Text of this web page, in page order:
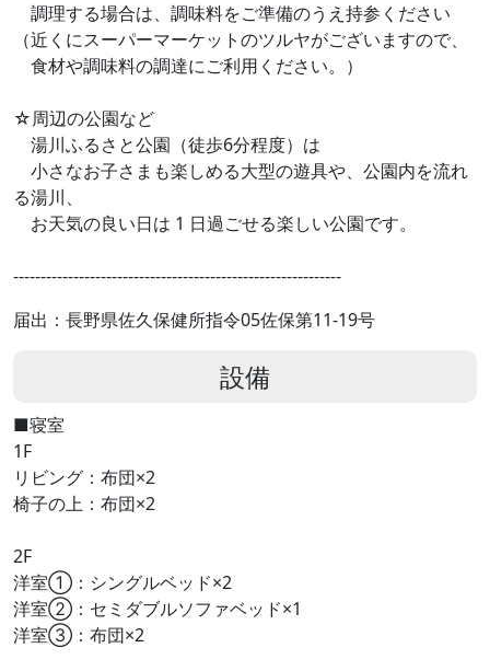
調理する場合は、調味料をご準備のうえ持参ください
（近くにスーパーマーケットのツルヤがございますので、
食材や調味料の調達にご利用ください。）
☆周辺の公園など
湯川ふるさと公園（徒歩6分程度）は
小さなお子さまも楽しめる大型の遊具や、公園内を流れ
る湯川、
お天気の良い日は 1 日過ごせる楽しい公園です。
------------------------------------------------------------
届出：長野県佐久保健所指令05佐保第11-19号
設備
■寝室
1F
リビング：布団×2
椅子の上：布団×2
2F
洋室①：シングルベッド×2
洋室②：セミダブルソファベッド×1
洋室③：布団×2